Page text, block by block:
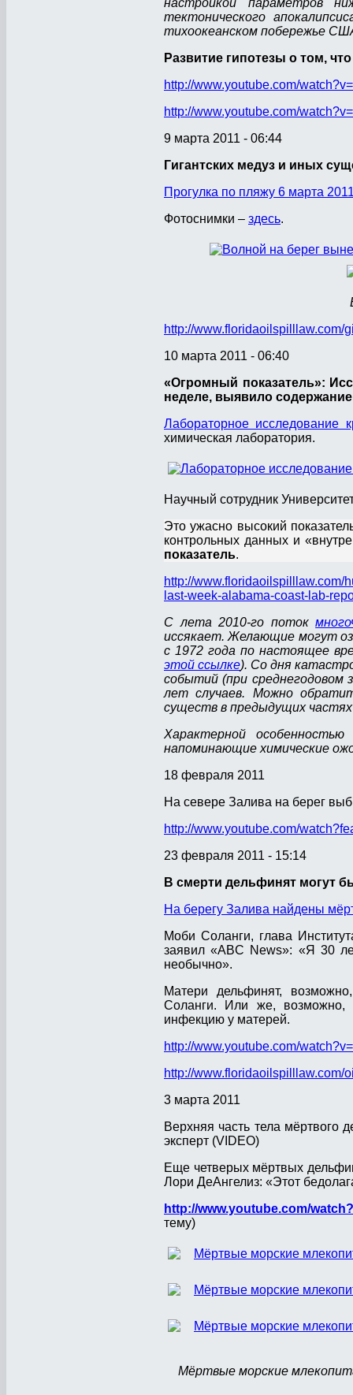
настройкой параметров
тектонического
тихоокеанском побережье
Развитие гипотезы о том,
http://www.youtube.com/
http://www.youtube.com/
9 марта 2011 - 06:44
Гигантских медуз и иных
Прогулка по пляжу 6 марта
Фотоснимки – здесь.
http://www.floridaoilspilllaw.com/
10 марта 2011 - 06:40
«Огромный показатель»:
неделе, выявило
Лабораторное исследование
химическая лаборатория.
Научный сотрудник
Это ужасно высокий
контрольных данных и
показатель.
http://www.floridaoilspilllaw.com/
last-week-alabama-coast-lab-
С лета 2010-го поток
иссякает. Желающие могут
с 1972 года по настоящее
этой ссылке). Со дня
событий (при среднегодовом
лет случаев. Можно
существ в предыдущих
Характерной
напоминающие химические
18 февраля 2011
На севере Залива на берег
http://www.youtube.com/
23 февраля 2011 - 15:14
В смерти дельфинят могут
На берегу Залива найдены
Моби Соланги, глава
заявил «ABC News»: «Я 30
необычно».
Матери дельфинят,
Соланги. Или же, возможно,
инфекцию у матерей.
http://www.youtube.com/
http://www.floridaoilspilllaw.com/
3 марта 2011
Верхняя часть тела
эксперт (VIDEO)
Еще четверых мёртвых
Лори ДеАнгелиз: «Этот
http://www.youtube.com/
тему)
Мёртвые морские